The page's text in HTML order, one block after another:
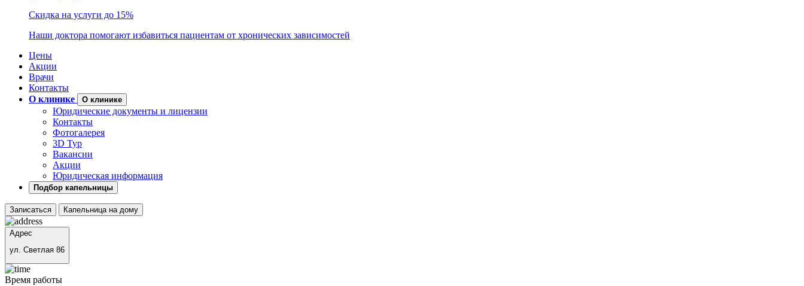
Скидка на услуги до 15%
Наши доктора помогают избавиться пациентам от хронических зависимостей
Цены
Акции
Врачи
Контакты
О клинике
О клинике
Юридические документы и лицензии
Контакты
Фотогалерея
3D Тур
Вакансии
Акции
Юридическая информация
Подбор капельницы
Записаться Капельница на дому
Адрес
ул. Светлая 86
Время работы